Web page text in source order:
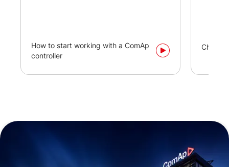
How to start working with a ComAp
controller